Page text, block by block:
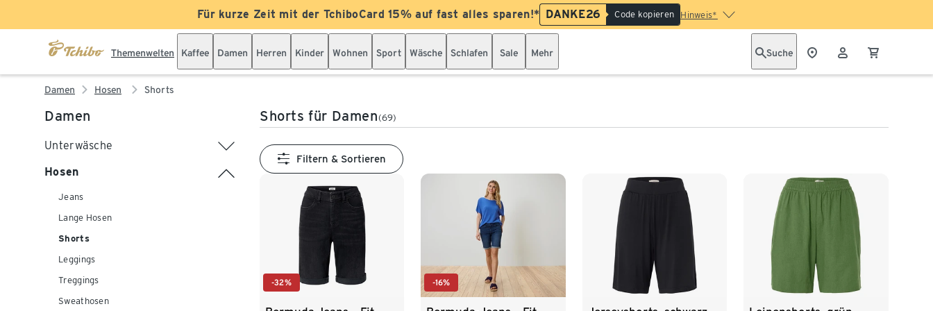
Für kurze Zeit mit der TchiboCard 15% auf fast alles sparen!* DANKE26 Code kopieren Hinweis*
Themenwelten Kaffee Damen Herren Kinder Wohnen Sport Wäsche Schlafen Sale Mehr Suche
Damen Hosen Shorts
Damen
Unterwäsche
Hosen
Jeans
Lange Hosen
Shorts
Leggings
Treggings
Sweathosen
Shorts für Damen(69)
Filtern & Sortieren
-32% -16%